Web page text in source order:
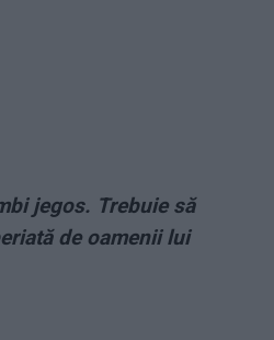
jegos. Trebuie să
de oamenii lui